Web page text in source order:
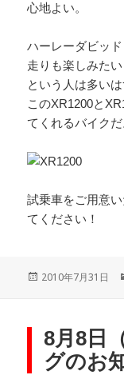
心地よい。
ハーレーダビッ
走りも楽しみたい
という人は多いは
このXR1200と
てくれるバイクだ
試乗車をご用
てください！
Posted
2010年7月31日
8月8日
グのお